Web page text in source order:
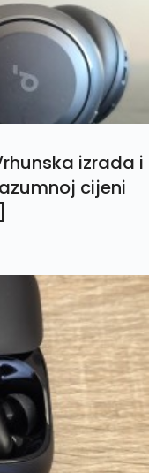
izrada i
cijeni